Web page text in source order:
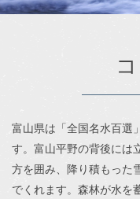
富山県は「全国名水百選
す。富山平野の背後には
方を囲み、降り積もった
でくれます。森林が水を